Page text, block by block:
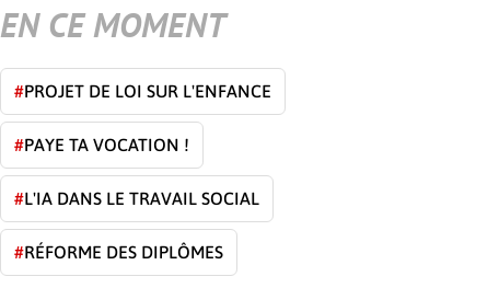
EN CE MOMENT
#PROJET DE LOI SUR L'ENFANCE
#PAYE TA VOCATION !
#L'IA DANS LE TRAVAIL SOCIAL
#RÉFORME DES DIPLÔMES